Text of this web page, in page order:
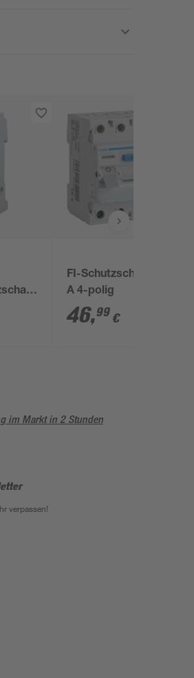
FI-Schutzschalter 25
A 4-polig
46,99 €
im Markt in 2 Stunden
verpassen!